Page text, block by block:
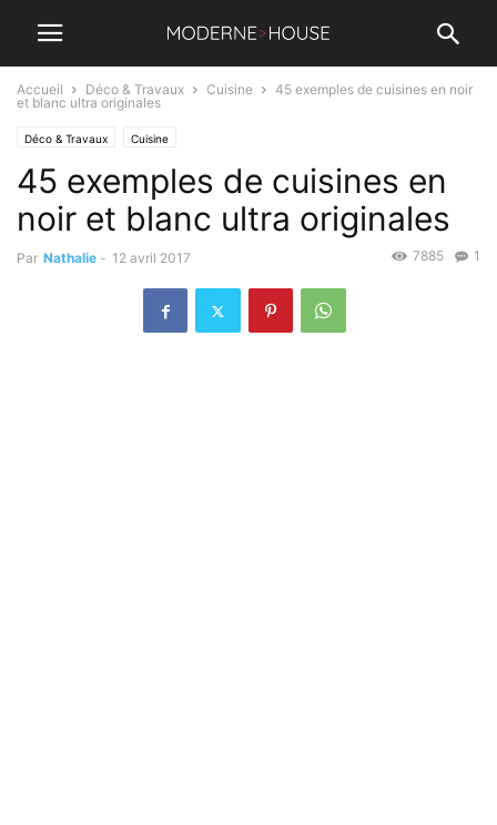
Accueil Déco & Travaux Cuisine
45 exemples de cuisines en noir
et blanc ultra originales
Déco & Travaux Cuisine
45 exemples de cuisines en
noir et blanc ultra originales
Par Nathalie - 12 avril 2017 1
7885